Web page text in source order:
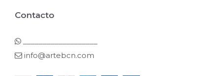
Contacto
info@artebcn.com